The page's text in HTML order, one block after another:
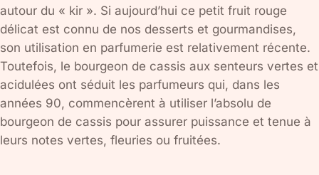
autour du « kir ». Si aujourd’hui ce petit fruit rouge
délicat est connu de nos desserts et gourmandises,
son utilisation en parfumerie est relativement récente.
Toutefois, le bourgeon de cassis aux senteurs vertes et
acidulées ont séduit les parfumeurs qui, dans les
années 90, commencèrent à utiliser l’absolu de
bourgeon de cassis pour assurer puissance et tenue à
leurs notes vertes, fleuries ou fruitées.